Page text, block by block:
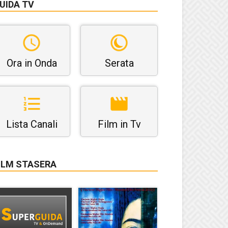
TV
Ora in Onda Serata
Lista Canali Film in Tv
STASERA